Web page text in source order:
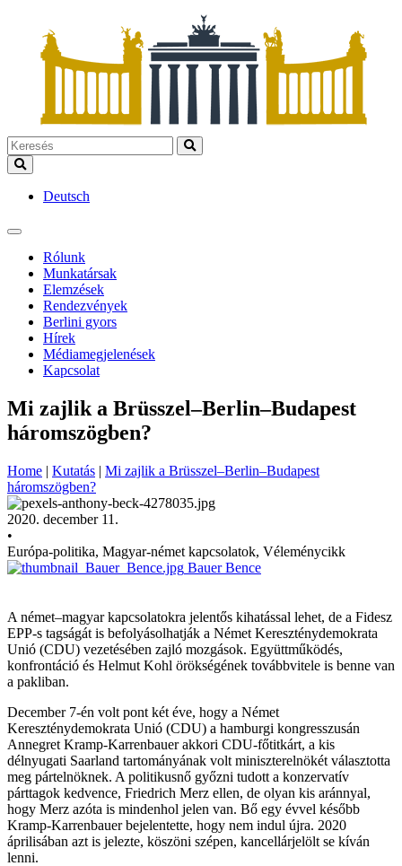
Deutsch
Rólunk
Munkatársak
Elemzések
Rendezvények
Berlini gyors
Hírek
Médiamegjelenések
Kapcsolat
Mi zajlik a Brüsszel–Berlin–Budapest
háromszögben?
Home | Kutatás | Mi zajlik a Brüsszel–Berlin–Budapest
háromszögben?
2020. december 11.
•
Európa-politika, Magyar-német kapcsolatok, Véleménycikk
Bauer Bence
A német–magyar kapcsolatokra jelentős kihatással lehet, de a Fidesz
EPP-s tagságát is befolyásolhatják a Német Kereszténydemokrata
Unió (CDU) vezetésében zajló mozgások. Együttműködés,
konfrontáció és Helmut Kohl örökségének továbbvitele is benne van
a pakliban.
December 7-én volt pont két éve, hogy a Német
Kereszténydemokrata Unió (CDU) a hamburgi kongresszusán
Annegret Kramp-Karrenbauer akkori CDU-főtitkárt, a kis
délnyugati Saarland tartományának volt miniszterelnökét választotta
meg pártelnöknek. A politikusnő győzni tudott a konzervatív
párttagok kedvence, Friedrich Merz ellen, de olyan kis aránnyal,
hogy Merz azóta is mindenhol jelen van. Bő egy évvel később
Kramp-Karrenbauer bejelentette, hogy nem indul újra. 2020
áprilisában azt is jelezte, köszöni szépen, kancellárjelölt se kíván
lenni.